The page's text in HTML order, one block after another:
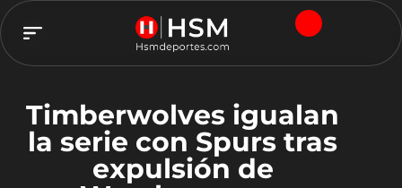
Timberwolves igualan
la serie con Spurs tras
expulsión de